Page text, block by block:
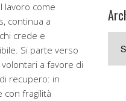
lavoro come
continua a
crede e
Si parte verso
a favore di
recupero: in
fragilità